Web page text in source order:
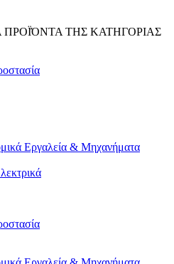
ΠΡΟΪΌΝΤΑ ΤΗΣ ΚΑΤΗΓΟΡΙΑΣ
Εργαλεία & Μηχανήματα